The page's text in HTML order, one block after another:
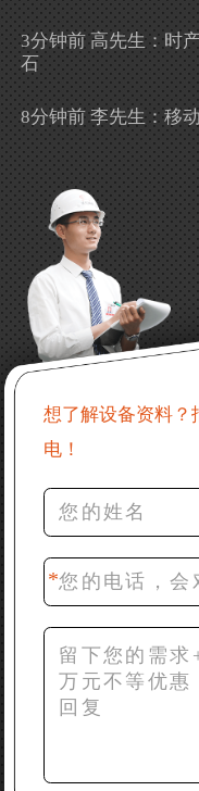
3分钟前 高先生：时
石
8分钟前 李先生：移
吗？
16分钟前 程先生：
么售后服务？
22分钟前 郑女士：
31分钟前 吴先生：成
产品资料
36分钟前 罗先生：
42分钟前 梁先生：
备？
想了解设备资料？
电！